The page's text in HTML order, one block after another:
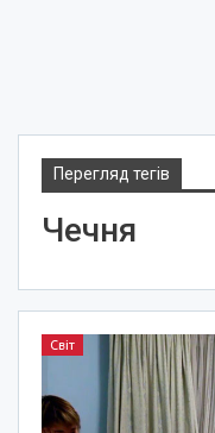
Перегляд тегів
Чечня
Світ